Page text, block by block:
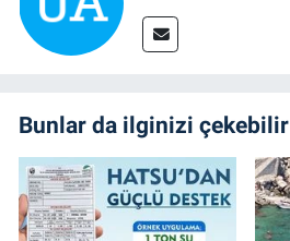
Bunlar da ilginizi çekebilir